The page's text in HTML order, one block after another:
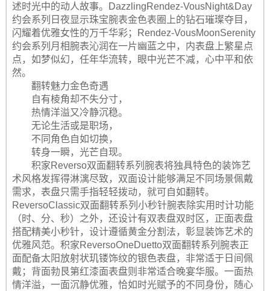
述时光中的动人故事。DazzlingRendez-VousNight&Day
约会系列日夜显示珠宝腕表金色表圈上的钻石璀璨夺目，
闪耀着优雅女性的万千华彩；Rendez-VousMoonSerenity
约会系列月相腕表沁润在一片幽蓝之中，内表盘上繁星点
点，如梦似幻，任年华流转，眼中光芒不减，心中平和依
然。
翻转魅力金色奇遇
自有棱角却不失分寸，
热情洋溢又冷静沉稳。
无论生活或是职场，
不同角色自如切换，
转身一瞬，光芒自现。
积家Reverso双面翻转系列腕表将独具特色的装饰艺
术风格发挥得淋漓尽致，双面设计能够满足不同场景佩戴
需求，表盘只需手指轻轻拨动，就可自如翻转。
ReversoClassic双面翻转系列小秒针腕表除实用时计功能
（时、分、秒）之外，还设计有双表盘双时区，正面表盘
搭配精美小秒针，设计遵循黄金分割法，彰显装饰艺术的
优雅风范。积家ReversoOneDuetto双面翻转系列腕表正
面配备太阳放射状玑镂饰纹的银色表盘，非常适于日间佩
戴；背面勃艮第红漆面表盘则非常适合晚宴华服。一面热
情洋溢，一面沉静优雅，恰如时光赋予的不同身份，随心